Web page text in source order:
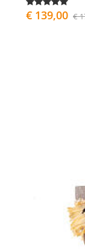
€ 139,00 €